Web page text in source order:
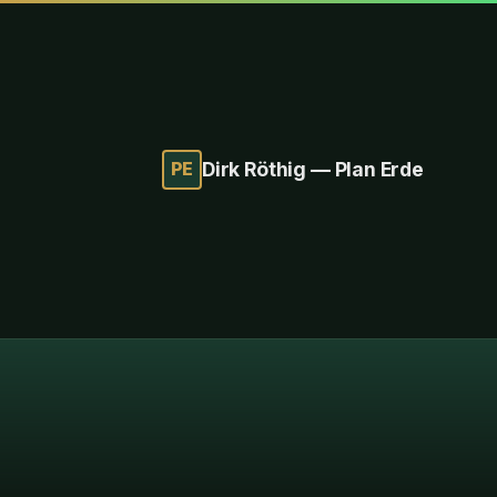
PE Dirk Röthig — Plan Erde